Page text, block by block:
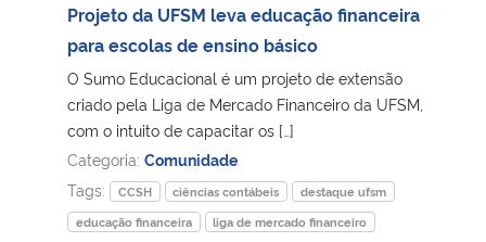
Projeto da UFSM leva educação financeira
para escolas de ensino básico
O Sumo Educacional é um projeto de extensão
criado pela Liga de Mercado Financeiro da UFSM,
com o intuito de capacitar os […]
Categoria: Comunidade
Tags:
CCSH ciências contábeis
destaque ufsm
educação financeira
liga de mercado financeiro